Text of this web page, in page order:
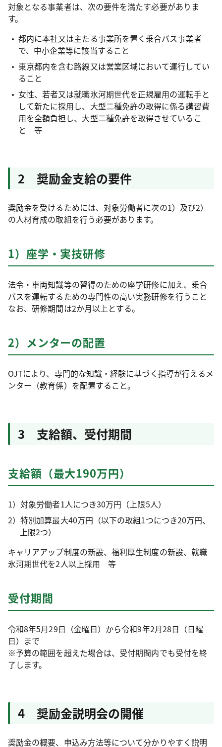
対象となる事業者は、次の要件を満たす必要がありま
す。
都内に本社又は主たる事業所を置く乗合バス事業者
で、中小企業等に該当すること
東京都内を含む路線又は営業区域において運行してい
ること
女性、若者又は就職氷河期世代を正規雇用の運転手と
して新たに採用し、大型二種免許の取得に係る講習費
用を全額負担し、大型二種免許を取得させているこ
と 等
2 奨励金支給の要件
奨励金を受けるためには、対象労働者に次の1）及び2）
の人材育成の取組を行う必要があります。
1）座学・実技研修
法令・車両知識等の習得のための座学研修に加え、乗合
バスを運転するための専門性の高い実務研修を行うこと
なお、研修期間は2か月以上とする。
2）メンターの配置
OJTにより、専門的な知識・経験に基づく指導が行えるメ
ンター（教育係）を配置すること。
3 支給額、受付期間
支給額（最大190万円）
1）対象労働者1人につき30万円（上限5人）
2）特別加算最大40万円（以下の取組1つにつき20万円、
上限2つ）
キャリアアップ制度の新設、福利厚生制度の新設、就職
氷河期世代を2人以上採用 等
受付期間
令和8年5月29日（金曜日）から令和9年2月28日（日曜
日）まで
※予算の範囲を超えた場合は、受付期間内でも受付を終
了します。
4 奨励金説明会の開催
奨励金の概要、申込み方法等について分かりやすく説明